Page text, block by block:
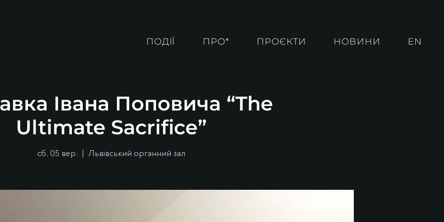
ПОДІЇ ПРО* ПРОЄКТИ НОВИНИ EN
Івана Поповича “The
Ultimate Sacrifice”
сб, 05 вер.
  |
Львівський органний зал